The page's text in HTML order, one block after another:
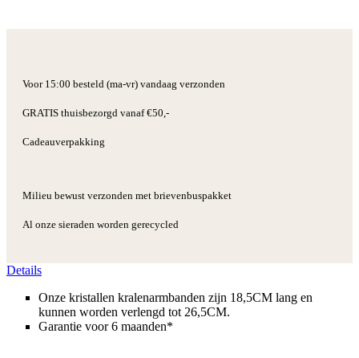
Voor 15:00 besteld (ma-vr) vandaag verzonden
GRATIS thuisbezorgd vanaf €50,-
Cadeauverpakking
Milieu bewust verzonden met brievenbuspakket
Al onze sieraden worden gerecycled
Details
Onze kristallen kralenarmbanden zijn 18,5CM lang en
kunnen worden verlengd tot 26,5CM.
Garantie voor 6 maanden*